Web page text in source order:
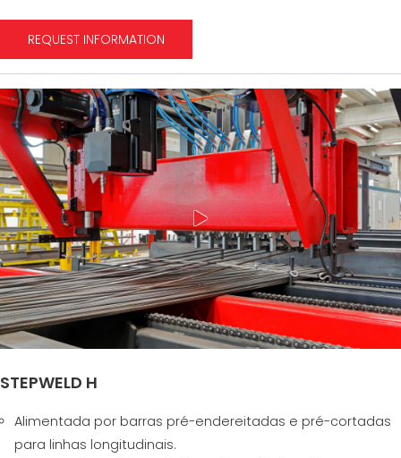
REQUEST INFORMATION
STEPWELD H
Alimentada por barras pré-endereitadas e pré-cortadas
para linhas longitudinais.